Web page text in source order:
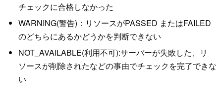
チェックに合格しなかった
WARNING(警告)：リソースがPASSED またはFAILED
のどちらにあるかどうかを判断できない
NOT_AVAILABLE(利用不可):サーバーが失敗した、リ
ソースが削除されたなどの事由でチェックを完了できな
い